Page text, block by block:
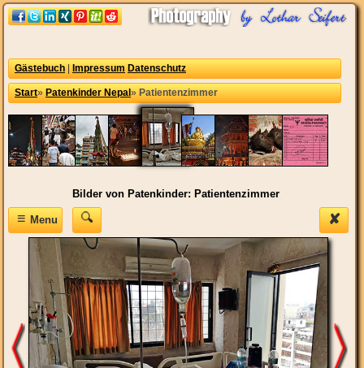
Gästebuch Impressum Datenschutz
Start» Patenkinder Nepal » Patientenzimmer
Bilder von Patenkinder: Patientenzimmer
✘
≡Menu